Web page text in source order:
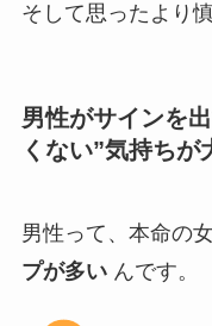
そして思ったより
男性がサインを
くない”気持ちが
男性って、本命の
プが多いんです。